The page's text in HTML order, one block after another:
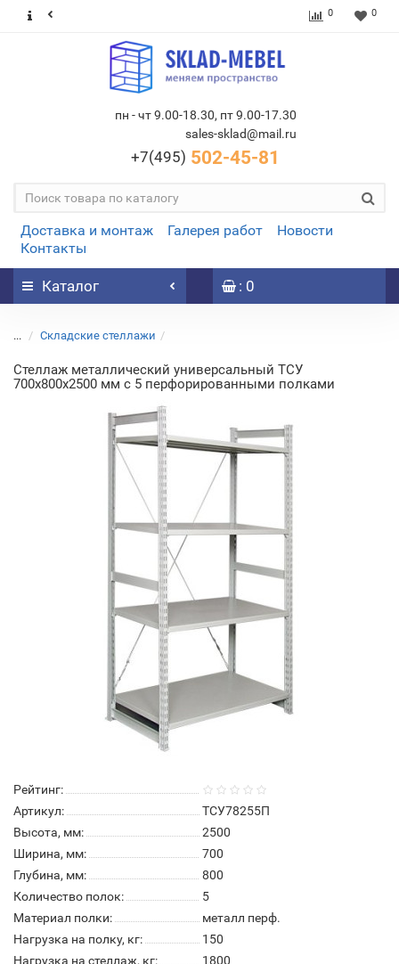
0 0
пн - чт 9.00-18.30, пт 9.00-17.30
sales-sklad@mail.ru
+7(495) 502-45-81
Доставка и монтаж Галерея работ
Новости
Контакты
Каталог : 0
... Складские стеллажи
Стеллаж металлический универсальный ТСУ
700х800х2500 мм с 5 перфорированными полками
Рейтинг:
Артикул:
ТСУ78255П
Высота, мм:
2500
Ширина, мм:
700
Глубина, мм:
800
Количество полок:
5
Материал полки:
металл перф.
Нагрузка на полку, кг:
150
Нагрузка на стеллаж, кг:
1800